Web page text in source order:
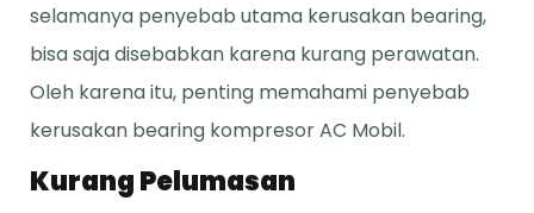
selamanya penyebab utama kerusakan bearing,
bisa saja disebabkan karena kurang perawatan.
Oleh karena itu, penting memahami penyebab
kerusakan bearing kompresor AC Mobil.
Kurang Pelumasan